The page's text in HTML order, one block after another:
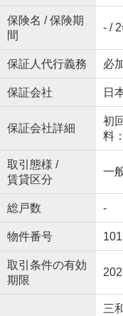
保険名 / 保険期
間
- /
保証人代行義務 必
保証会社 日
保証会社詳細
初
料
取引態様 /
賃貸区分
一
総戸数 -
物件番号
取引条件の有効
期限
三